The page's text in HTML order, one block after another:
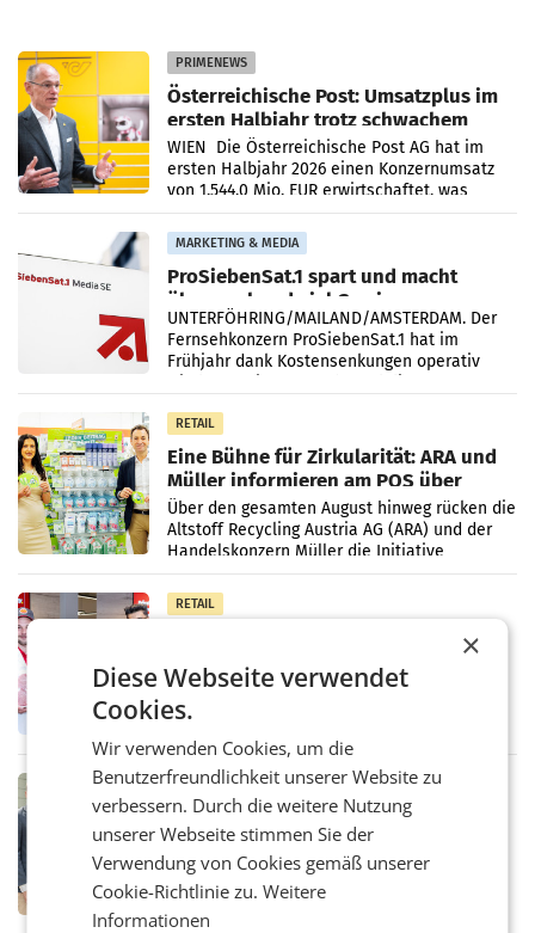
PRIMENEWS
Österreichische Post: Umsatzplus im
ersten Halbjahr trotz schwachem
Briefgeschäft
WIEN Die Österreichische Post AG hat im
ersten Halbjahr 2026 einen Konzernumsatz
von 1.544,0 Mio. EUR erwirtschaftet, was
einem Plus von 3,8 Prozent gegenüber dem
Vergleichszeitraum
MARKETING & MEDIA
ProSiebenSat.1 spart und macht
überraschend viel Gewinn
UNTERFÖHRING/MAILAND/AMSTERDAM. Der
Fernsehkonzern ProSiebenSat.1 hat im
Frühjahr dank Kostensenkungen operativ
RETAIL
Eine Bühne für Zirkularität: ARA und
Müller informieren am POS über
Kreislauffähigkeit
Über den gesamten August hinweg rücken die
Altstoff Recycling Austria AG (ARA) und der
Handelskonzern Müller die Initiative
„Kreislauf-Helden“ in allen österreichischen
Müller-Filialen
RETAIL
Penny modernisiert zwei Filialen in
Ober- und Niederösterreich
WIENER NEUDORF. – Im Rahmen einer
laufenden Modernisierungsoffensive
erneuert Penny zwei Filialen in Nieder- und
Oberösterreich. Die beiden Standorte liegen
in Haag sowie im rund
RETAIL
Alles bereit für den Wechsel: Jürgen
Albrecht setzt ab 1.1.2027 auf Adeg
WIENER NEUDORF. – Die geplante
Zusammenarbeit zwischen Adeg und dem
Vorarlberger Kaufmann Jürgen Albrecht ist
kartellrechtlich freigegeben: Die
×
Diese Webseite verwendet
Cookies.
Wir verwenden Cookies, um die
Benutzerfreundlichkeit unserer Website zu
verbessern. Durch die weitere Nutzung
unserer Webseite stimmen Sie der
Verwendung von Cookies gemäß unserer
Cookie-Richtlinie zu.Weitere
Informationen